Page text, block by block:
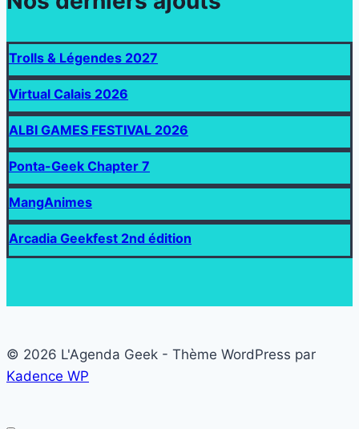
Trolls & Légendes 2027
Virtual Calais 2026
ALBI GAMES FESTIVAL 2026
Ponta-Geek Chapter 7
MangAnimes
Arcadia Geekfest 2nd édition
© 2026 L'Agenda Geek - Thème WordPress par
Kadence WP